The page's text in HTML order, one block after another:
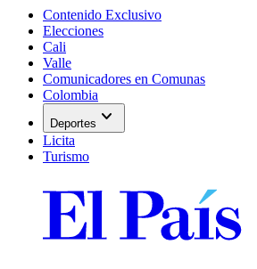
Contenido Exclusivo
Elecciones
Cali
Valle
Comunicadores en Comunas
Colombia
Deportes expand_more
Licita
Turismo